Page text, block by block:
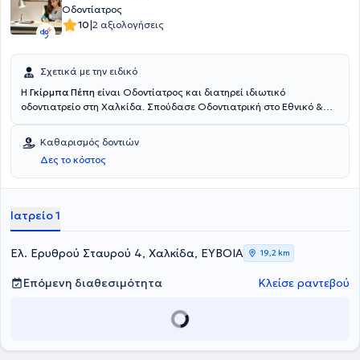
Οδοντίατρος
10|2 αξιολογήσεις
Σχετικά με την ειδικό
Η Γκίρμπα Πέπη είναι Οδοντίατρος και διατηρεί ιδιωτικό
οδοντιατρείο στη Χαλκίδα. Σπούδασε Οδοντιατρική στο Εθνικό &
ως Οδοντίατρος σε μεγάλο Οδοντιατρικό Κέντρο των Αθηνών.
Επίσης, έχει παρακολουθήσει αρκετά επιστημονικά συνέδρια και
σεμινάρια. Τέλος, στο ιατρείο παρέχεται μια μεγάλη γκάμα
οδοντιατρικών υπηρεσιών και παράλληλα με τη χρήση σύγχρονων
χαμηλής ακτινοβολίας, υπερήχους τελευταίας γενιάς)
αντιμετωπίζονται ολοκληρωμένα όλα τα οδοντιατρικά περιστατικά.
Καθαρισμός δοντιών
Δες το κόστος
Ιατρείο 1
Ελ. Ερυθρού Σταυρού 4, Χαλκίδα, ΕΥΒΟΙΑ 19,2 km
Επόμενη διαθεσιμότητα Κλείσε ραντεβού